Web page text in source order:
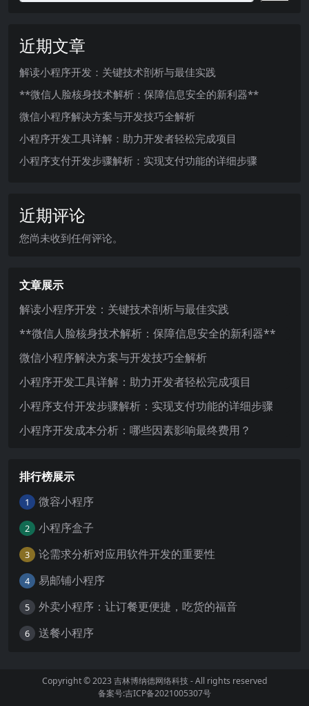
近期文章
解读小程序开发：关键技术剖析与最佳实践
**微信人脸核身技术解析：保障信息安全的新利器**
微信小程序解决方案与开发技巧全解析
小程序开发工具详解：助力开发者轻松完成项目
小程序支付开发步骤解析：实现支付功能的详细步骤
近期评论
您尚未收到任何评论。
文章展示
解读小程序开发：关键技术剖析与最佳实践
**微信人脸核身技术解析：保障信息安全的新利器**
微信小程序解决方案与开发技巧全解析
小程序开发工具详解：助力开发者轻松完成项目
小程序支付开发步骤解析：实现支付功能的详细步骤
小程序开发成本分析：哪些因素影响最终费用？
排行榜展示
1 微容小程序
2 小程序盒子
3 论需求分析对应用软件开发的重要性
4 易邮铺小程序
5 外卖小程序：让订餐更便捷，吃货的福音
6 送餐小程序
Copyright © 2023吉林博纳德网络科技- All rights reserved
备案号:吉ICP备2021005307号